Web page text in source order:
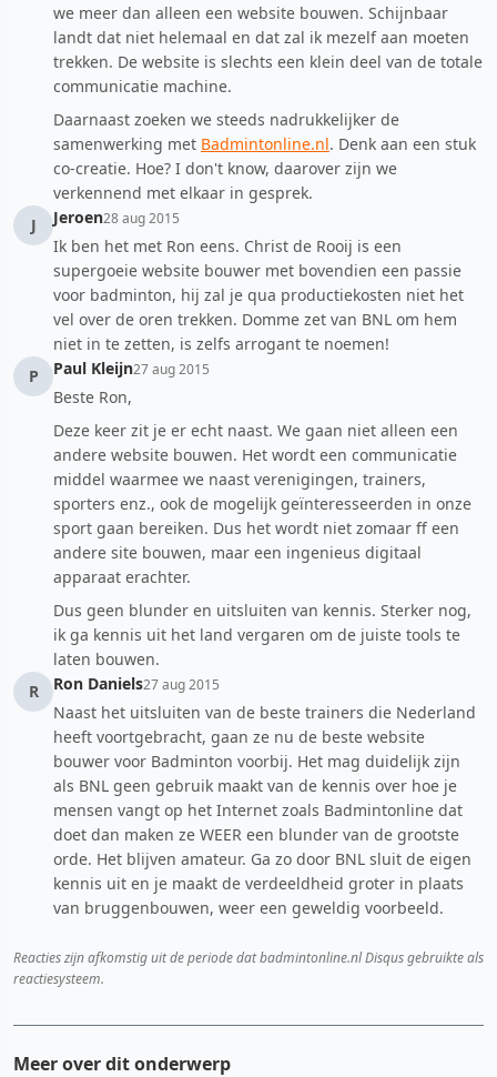
we meer dan alleen een website bouwen. Schijnbaar
landt dat niet helemaal en dat zal ik mezelf aan moeten
trekken. De website is slechts een klein deel van de totale
communicatie machine.
Daarnaast zoeken we steeds nadrukkelijker de
samenwerking met Badmintonline.nl. Denk aan een stuk
co-creatie. Hoe? I don't know, daarover zijn we
verkennend met elkaar in gesprek.
J
Jeroen28 aug 2015
Ik ben het met Ron eens. Christ de Rooij is een
supergoeie website bouwer met bovendien een passie
voor badminton, hij zal je qua productiekosten niet het
vel over de oren trekken. Domme zet van BNL om hem
niet in te zetten, is zelfs arrogant te noemen!
P
Paul Kleijn27 aug 2015
Beste Ron,
Deze keer zit je er echt naast. We gaan niet alleen een
andere website bouwen. Het wordt een communicatie
middel waarmee we naast verenigingen, trainers,
sporters enz., ook de mogelijk geïnteresseerden in onze
sport gaan bereiken. Dus het wordt niet zomaar ff een
andere site bouwen, maar een ingenieus digitaal
apparaat erachter.
Dus geen blunder en uitsluiten van kennis. Sterker nog,
ik ga kennis uit het land vergaren om de juiste tools te
laten bouwen.
R
Ron Daniels27 aug 2015
Naast het uitsluiten van de beste trainers die Nederland
heeft voortgebracht, gaan ze nu de beste website
bouwer voor Badminton voorbij. Het mag duidelijk zijn
als BNL geen gebruik maakt van de kennis over hoe je
mensen vangt op het Internet zoals Badmintonline dat
doet dan maken ze WEER een blunder van de grootste
orde. Het blijven amateur. Ga zo door BNL sluit de eigen
kennis uit en je maakt de verdeeldheid groter in plaats
van bruggenbouwen, weer een geweldig voorbeeld.
Reacties zijn afkomstig uit de periode dat badmintonline.nl Disqus gebruikte als
reactiesysteem.
Meer over dit onderwerp